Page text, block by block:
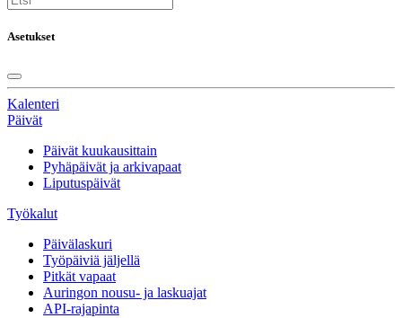
Asetukset
Kalenteri
Päivät
Päivät kuukausittain
Pyhäpäivät ja arkivapaat
Liputuspäivät
Työkalut
Päivälaskuri
Työpäiviä jäljellä
Pitkät vapaat
Auringon nousu- ja laskuajat
API-rajapinta